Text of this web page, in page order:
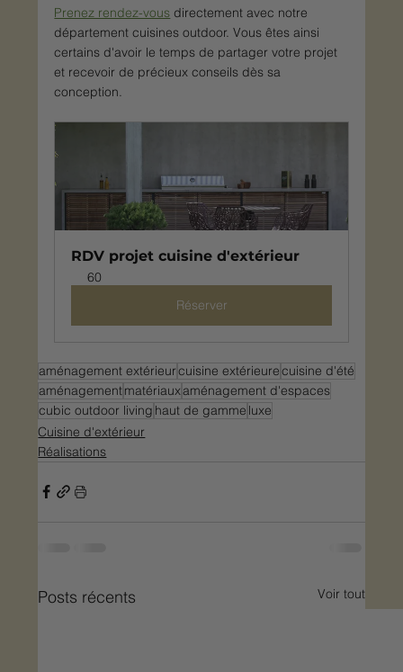
Prenez rendez-vous directement avec notre
département cuisines outdoor. Vous êtes ainsi
certains d'avoir le temps de partager votre projet
et recevoir de précieux conseils dès sa
conception.
RDV projet cuisine d'extérieur
60
Réserver
aménagement extérieurcuisine extérieurecuisine d'été
aménagementmatériauxaménagement d'espaces
cubic outdoor living haut de gamme luxe
Cuisine d'extérieur
Réalisations
Posts récents Voir tout